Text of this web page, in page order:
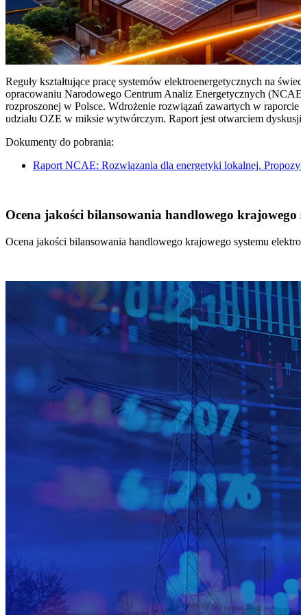
Reguły kształtujące pracę systemów elektroenergetycznych na
opracowaniu Narodowego Centrum Analiz Energetycznych
rozproszonej w Polsce. Wdrożenie rozwiązań zawartych w
udziału OZE w miksie wytwórczym. Raport jest otwarciem
Dokumenty do pobrania:
Raport NCAE: Rozwiązania dla energetyki lokalnej.
Ocena jakości bilansowania handlowego krajowego
Ocena jakości bilansowania handlowego krajowego systemu